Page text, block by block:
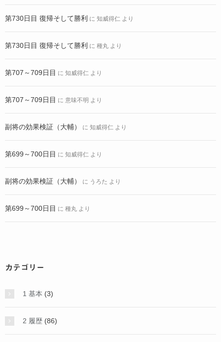
第730日目 復帰そして勝利 に 知威得仁 より
第730日目 復帰そして勝利 に 種丸 より
第707～709日目 に 知威得仁 より
第707～709日目 に 意味不明 より
副将の効果検証（大輔） に 知威得仁 より
第699～700日目 に 知威得仁 より
副将の効果検証（大輔） に うろた より
第699～700日目 に 種丸 より
カテゴリー
1 基本 (3)
2 履歴 (86)